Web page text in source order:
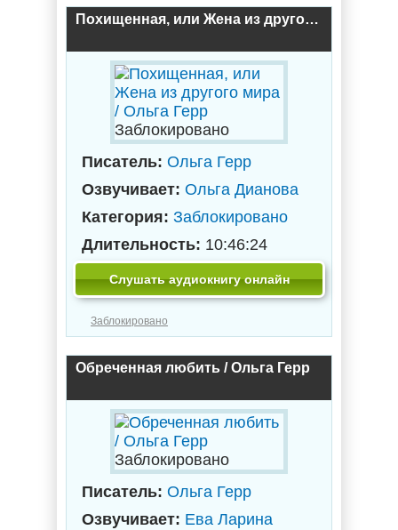
Похищенная, или Жена из другого мира / Ольга Герр
Заблокировано
Писатель: Ольга Герр
Озвучивает: Ольга Дианова
Категория: Заблокировано
Длительность: 10:46:24
Слушать аудиокнигу онлайн
Заблокировано
Обреченная любить / Ольга Герр
Заблокировано
Писатель: Ольга Герр
Озвучивает: Ева Ларина